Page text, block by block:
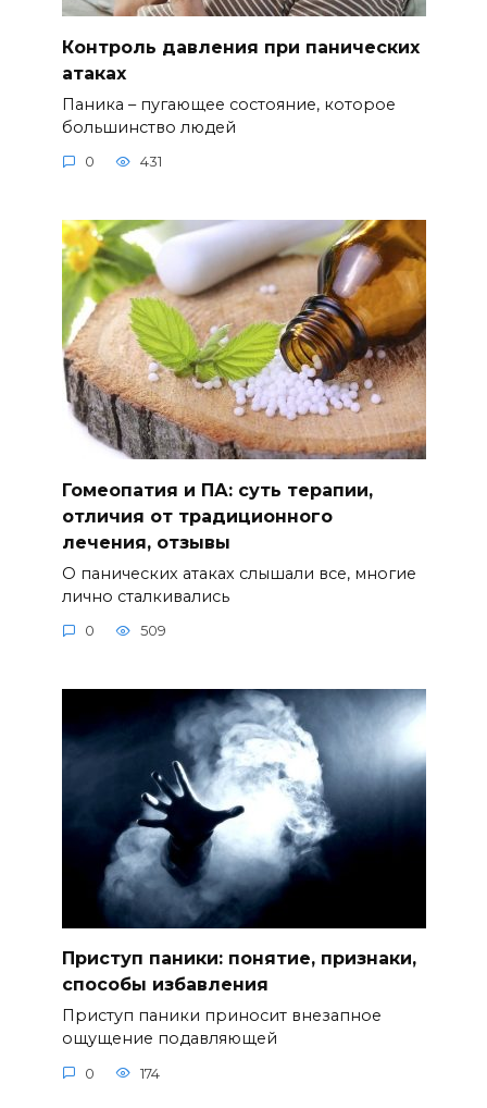
Контроль давления при панических
атаках
Паника – пугающее состояние, которое
большинство людей
0 431
Гомеопатия и ПА: суть терапии,
отличия от традиционного
лечения, отзывы
О панических атаках слышали все, многие
лично сталкивались
0 509
Приступ паники: понятие, признаки,
способы избавления
Приступ паники приносит внезапное
ощущение подавляющей
0 174